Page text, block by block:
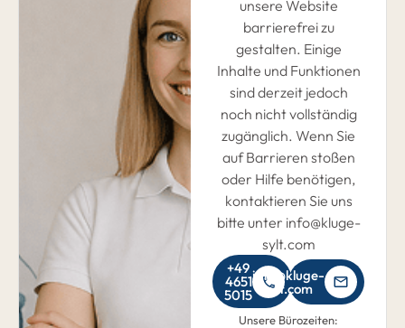
unsere Website
barrierefrei zu
gestalten. Einige
Inhalte und Funktionen
sind derzeit jedoch
noch nicht vollständig
zugänglich. Wenn Sie
auf Barrieren stoßen
oder Hilfe benötigen,
kontaktieren Sie uns
bitte unter info@kluge-
sylt.com
+49
4651
5015
info@kluge-
sylt.com
Unsere Bürozeiten: